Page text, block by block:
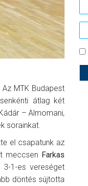
MTK Budapest
átlag két
– Almomani,
sorainkat.
el csapatunk az
meccsen Farkas
1-es vereséget
döntés sújtotta